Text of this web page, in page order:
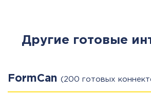
Другие готовые
FormCan (200 готовых